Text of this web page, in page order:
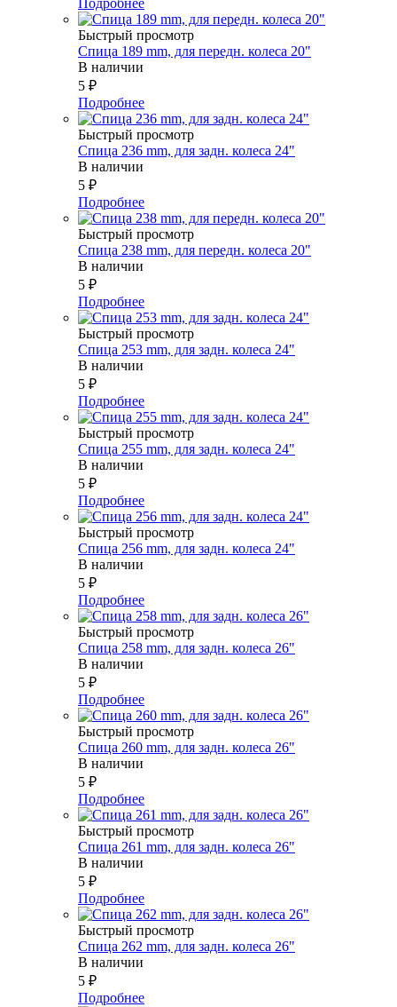
Подробнее
Быстрый просмотр
Спица 189 mm, для передн. колеса 20"
В наличии
5 ₽
Подробнее
Быстрый просмотр
Спица 236 mm, для задн. колеса 24"
В наличии
5 ₽
Подробнее
Быстрый просмотр
Спица 238 mm, для передн. колеса 20"
В наличии
5 ₽
Подробнее
Быстрый просмотр
Спица 253 mm, для задн. колеса 24"
В наличии
5 ₽
Подробнее
Быстрый просмотр
Спица 255 mm, для задн. колеса 24"
В наличии
5 ₽
Подробнее
Быстрый просмотр
Спица 256 mm, для задн. колеса 24"
В наличии
5 ₽
Подробнее
Быстрый просмотр
Спица 258 mm, для задн. колеса 26"
В наличии
5 ₽
Подробнее
Быстрый просмотр
Спица 260 mm, для задн. колеса 26"
В наличии
5 ₽
Подробнее
Быстрый просмотр
Спица 261 mm, для задн. колеса 26"
В наличии
5 ₽
Подробнее
Быстрый просмотр
Спица 262 mm, для задн. колеса 26"
В наличии
5 ₽
Подробнее